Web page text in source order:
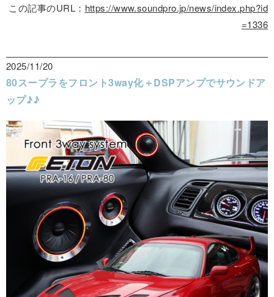
この記事のURL： https://www.soundpro.jp/news/index.php?id
=1336
2025/11/20
80スープラをフロント3way化＋DSPアンプでサウンドア
ップ♪♪